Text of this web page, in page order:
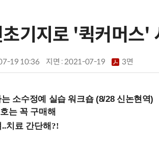
기지로 '퀵커머스'
19 10:36 지면 :2021-07-19 3면
소수정예 실습 워크숍 (8/28 신논현역)